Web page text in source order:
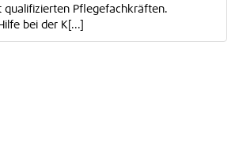
qualifizierten Pflegefachkräften.
bei der K[...]